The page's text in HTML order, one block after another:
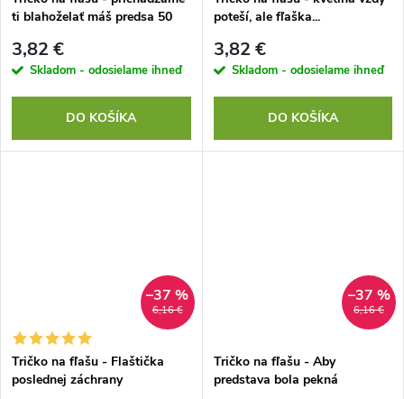
ti blahoželať máš predsa 50
3,82 €
Skladom - odosielame ihneď
DO KOŠÍKA
poteší, ale fľaška...
3,82 €
Skladom - odosielame ihneď
DO KOŠÍKA
6,16 €
–37 %
Tričko na fľašu - Flaštička
poslednej záchrany
6,16 €
–37 %
Tričko na fľašu - Aby
predstava bola pekná